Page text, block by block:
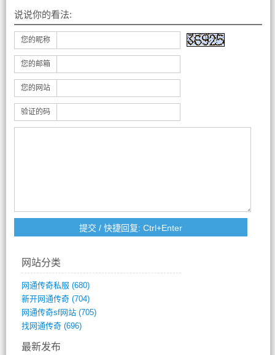
说说你的看法:
您的昵称
您的邮箱
您的网站
验证的码
网站分类
网通传奇私服 (680)
新开网通传奇(704)
网通传奇sf网站(705)
找网通传奇(696)
最新发布